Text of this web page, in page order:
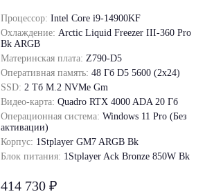
Процессор: Intel Core i9-14900KF
Охлаждение: Arctic Liquid Freezer III-360 Pro
Bk ARGB
Материнская плата: Z790-D5
Оперативная память: 48 Гб D5 5600 (2х24)
SSD: 2 Tб M.2 NVMe Gm
Видео-карта: Quadro RTX 4000 ADA 20 Гб
Операционная система: Windows 11 Pro (Без
активации)
Корпус: 1Stplayer GM7 ARGB Bk
Блок питания: 1Stplayer Ack Bronze 850W Bk
414 730 ₽